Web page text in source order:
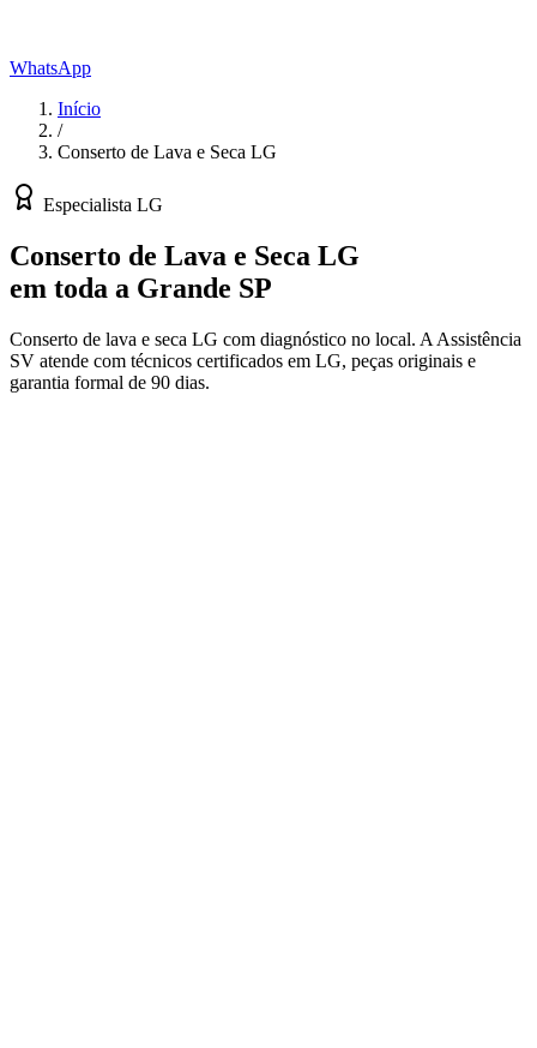
WhatsApp
Início
/
Conserto de Lava e Seca LG
Especialista LG
Conserto de Lava e Seca LG
em toda a Grande SP
Conserto de lava e seca LG com diagnóstico no local. A Assistência
SV atende com técnicos certificados em LG, peças originais e
garantia formal de 90 dias.